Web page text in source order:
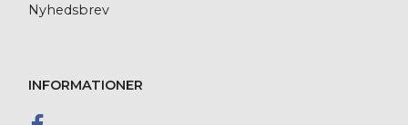
Nyhedsbrev
INFORMATIONER